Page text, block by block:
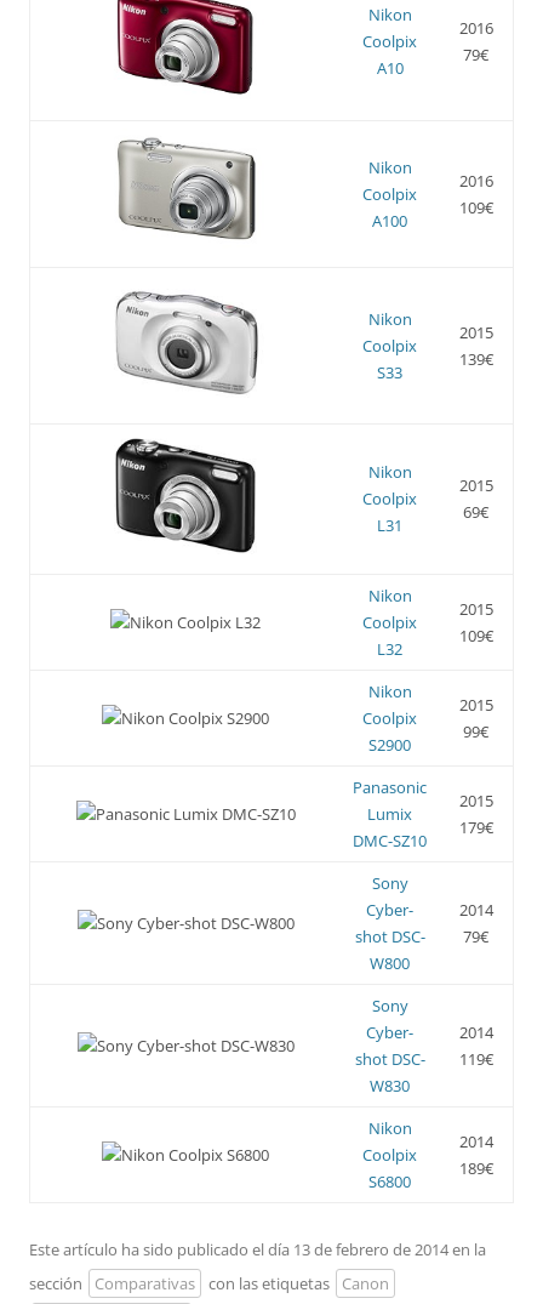
Nikon
Coolpix
A10
2016
79€
Nikon
Coolpix
A100
2016
109€
Nikon
Coolpix
S33
2015
139€
Nikon
Coolpix
L31
2015
69€
Nikon
Coolpix
L32
2015
109€
Nikon
Coolpix
S2900
2015
99€
Panasonic
Lumix
DMC-SZ10
2015
179€
Sony
Cyber-
shot DSC-
W800
2014
79€
Sony
Cyber-
shot DSC-
W830
2014
119€
Nikon
Coolpix
S6800
2014
189€
Este artículo ha sido publicado el día 13 de febrero de 2014 en la
sección
Comparativas con las etiquetas
Canon